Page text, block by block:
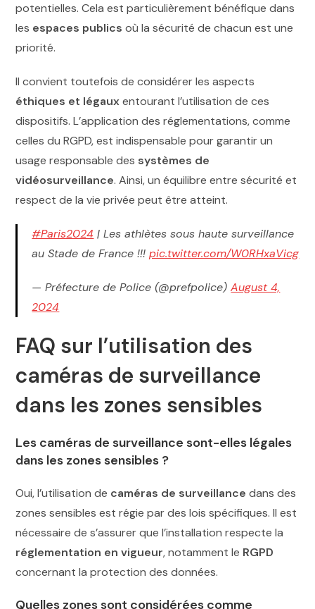
potentielles. Cela est particulièrement bénéfique dans
les espaces publics où la sécurité de chacun est une
priorité.
Il convient toutefois de considérer les aspects
éthiques et légauxentourant l’utilisation de ces
dispositifs. L’application des réglementations, comme
celles du RGPD, est indispensable pour garantir un
usage responsable des systèmes de
vidéosurveillance. Ainsi, un équilibre entre sécurité et
respect de la vie privée peut être atteint.
#Paris2024 | Les athlètes sous haute surveillance
au Stade de France !!!pic.twitter.com/W0RHxaVicg
— Préfecture de Police (@prefpolice)August 4,
2024
FAQ sur l’utilisation des
caméras de surveillance
dans les zones sensibles
Les caméras de surveillance sont-elles légales
dans les zones sensibles ?
Oui, l’utilisation de caméras de surveillance dans des
zones sensibles est régie par des lois spécifiques. Il est
nécessaire de s’assurer que l’installation respecte la
réglementation en vigueur, notamment le RGPD
concernant la protection des données.
Quelles zones sont considérées comme